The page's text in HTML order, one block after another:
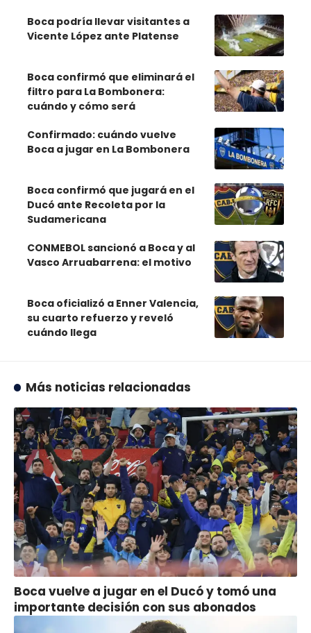
Boca podría llevar visitantes a
Vicente López ante Platense
Boca confirmó que eliminará el
filtro para La Bombonera:
cuándo y cómo será
Confirmado: cuándo vuelve
Boca a jugar en La Bombonera
Boca confirmó que jugará en el
Ducó ante Recoleta por la
Sudamericana
CONMEBOL sancionó a Boca y al
Vasco Arruabarrena: el motivo
Boca oficializó a Enner Valencia,
su cuarto refuerzo y reveló
cuándo llega
Más noticias relacionadas
Boca vuelve a jugar en el Ducó y tomó una
importante decisión con sus abonados